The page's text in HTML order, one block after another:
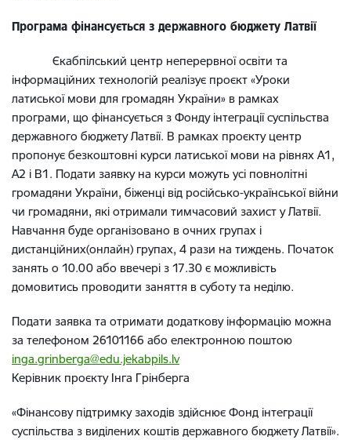
Програма фінансується з державного бюджету Латвії
Єкабпілський центр неперервної освіти та
інформаційних технологій реалізує проєкт «Уроки
латиської мови для громадян України» в рамках
програми, що фінансується з Фонду інтеграції суспільства
державного бюджету Латвії. В рамках проєкту центр
пропонує безкоштовні курси латиської мови на рівнях А1,
А2 і В1. Подати заявку на курси можуть усі повнолітні
громадяни України, біженці від російсько-української війни
чи громадяни, які отримали тимчасовий захист у Латвії.
Навчання буде організовано в очних групах і
дистанційних(онлайн) групах, 4 рази на тиждень. Початок
занять о 10.00 або ввечері з 17.30 є можливість
домовитись проводити заняття в суботу та неділю.
Подати заявка та отримати додаткову інформацію можна
за телефоном 26101166 або електронною поштою
inga.grinberga@edu.jekabpils.lv
Керівник проєкту Інга Грінберга
«Фінансову підтримку заходів здійснює Фонд інтеграції
суспільства з виділених коштів державного бюджету Латвії».